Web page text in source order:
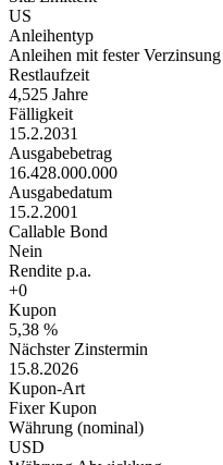
US
Anleihentyp
Anleihen mit fester Verzinsung
Restlaufzeit
4,525 Jahre
Fälligkeit
15.2.2031
Ausgabebetrag
16.428.000.000
Ausgabedatum
15.2.2001
Callable Bond
Nein
Rendite p.a.
+0
Kupon
5,38 %
Nächster Zinstermin
15.8.2026
Kupon-Art
Fixer Kupon
Währung (nominal)
USD